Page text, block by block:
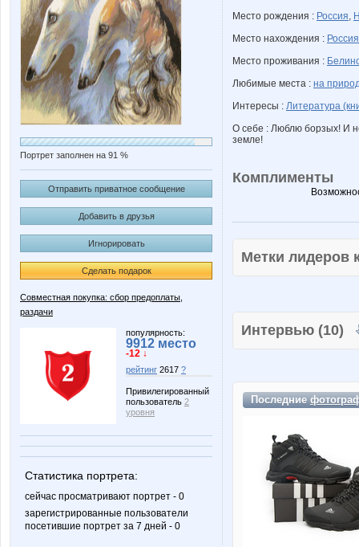
Портрет заполнен на 91 %
Отправить приватное сообщение
Добавить в друзья
Игнорировать
Сделать подарок
Совместная покупка: сбор предоплаты,
раздачи
популярность:
9912 место
-12 ↓
рейтинг 2617 ?
Привилегированный
пользователь 2
уровня
Статистика портрета:
сейчас просматривают портрет - 0
зарегистрированные пользователи
посетившие портрет за 7 дней - 0
Место рождения : Россия,
Место нахождения : Россия
Место проживания :
Любимые места : на
Интересы : Литература
О себе : Люблю борзых! И
земле!
Комплименты
Метки
Интервью (10)
Последние